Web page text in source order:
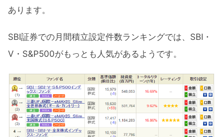
あります。
SBI証券での月間積立設定件数ランキングでは、SBI・
V・S&P500がもっとも人気があるようです。